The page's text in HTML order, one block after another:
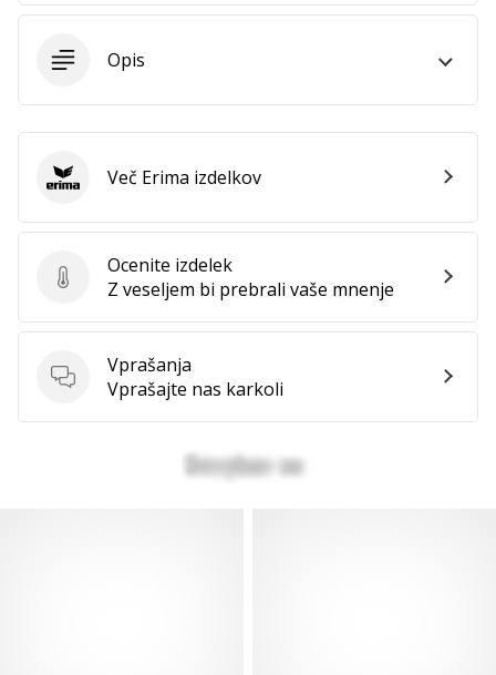
Opis
Ocenite izdelek
Ocenite izdelek
Z veseljem bi prebrali vaše mnenje
Vprašanja
Vprašanja
Vprašajte nas karkoli
Erima Več Erima izdelkov